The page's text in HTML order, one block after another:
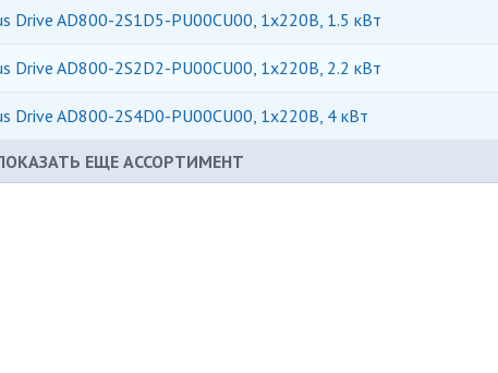
Drive AD800-2S1D5-PU00CU00, 1х220В, 1.5 кВт
Drive AD800-2S2D2-PU00CU00, 1х220В, 2.2 кВт
Drive AD800-2S4D0-PU00CU00, 1х220В, 4 кВт
ЕЩЕ АССОРТИМЕНТ